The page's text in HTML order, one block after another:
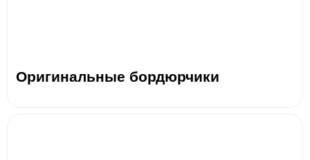
Оригинальные бордюрчики